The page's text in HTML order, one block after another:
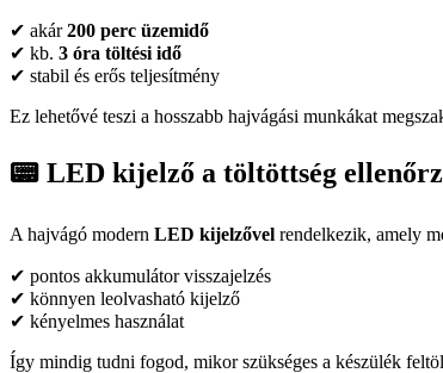
✔ akár200 perc üzemidő
✔ kb. 3 óra töltési idő
✔ stabil és erős teljesítmény
Ez lehetővé teszi a hosszabb hajvágási munkákat
📟 LED kijelző a töltöttség
A hajvágó modern LED kijelzővel rendelkezik, amely
✔ pontos akkumulátor visszajelzés
✔ könnyen leolvasható kijelző
✔ kényelmes használat
Így mindig tudni fogod, mikor szükséges a készülék